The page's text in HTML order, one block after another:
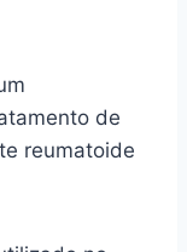
de
reumatoide